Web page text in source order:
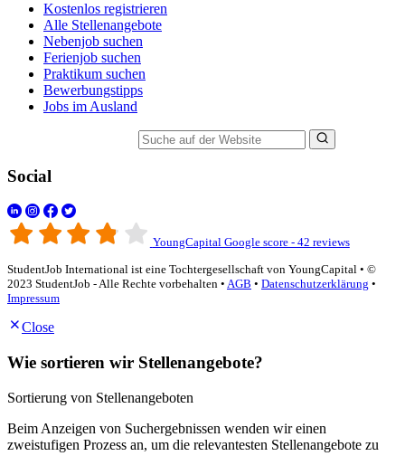
Kostenlos registrieren
Alle Stellenangebote
Nebenjob suchen
Ferienjob suchen
Praktikum suchen
Bewerbungstipps
Jobs im Ausland
Social
YoungCapital Google score - 42 reviews
StudentJob International ist eine Tochtergesellschaft von YoungCapital • ©
2023 StudentJob - Alle Rechte vorbehalten • AGB • Datenschutzerklärung •
Impressum
Close
Wie sortieren wir Stellenangebote?
Sortierung von Stellenangeboten
Beim Anzeigen von Suchergebnissen wenden wir einen
zweistufigen Prozess an, um die relevantesten Stellenangebote zu